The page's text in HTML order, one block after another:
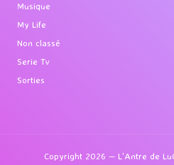
Musique
My Life
Non classé
Serie Tv
Sorties
Copyright 2026 — L'Antre de